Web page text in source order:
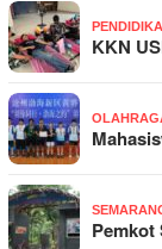
KKN
Pemkot